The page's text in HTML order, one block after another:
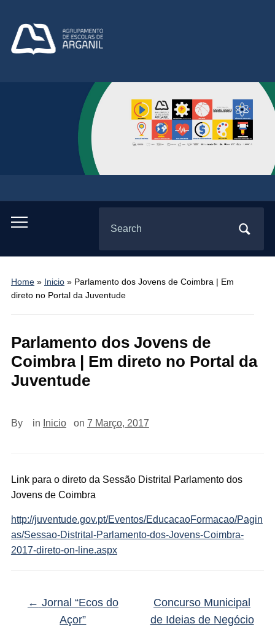
Toggle
menu
for:
Home» Inicio» Parlamento dos Jovens de Coimbra | Em
direto no Portal da Juventude
Parlamento dos Jovens de
Coimbra | Em direto no Portal da
Juventude
By in Inicio on 7 Março, 2017
Link para o direto da Sessão Distrital Parlamento dos
Jovens de Coimbra
http://juventude.gov.pt/Eventos/EducacaoFormacao/Pagin
as/Sessao-Distrital-Parlamento-dos-Jovens-Coimbra-
2017-direto-on-line.aspx
← Jornal “Ecos do
Açor”
Concurso Municipal
de Ideias de Negócio